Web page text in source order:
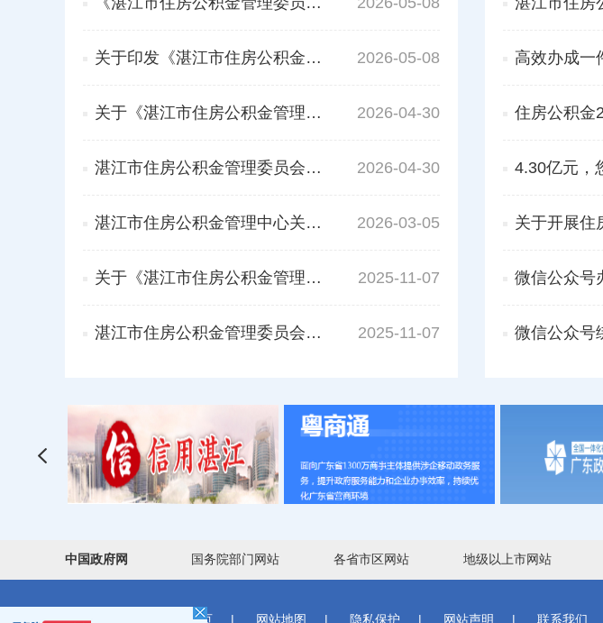
关于印发《湛江市住房公积金管理委员会关于湛江市住房公积金提取管理办法（修订）》的通知 2026-05-08
关于《湛江市住房公积金管理委员会关于提高住房公积金个人住房最高贷款额度的通知》的解读 2026-04-30
湛江市住房公积金管理委员会关于优化调整住房公积金个人住房贷款政策的通知 2026-04-30
湛江市住房公积金管理中心关于住房公积金异地购房和还贷提取业务的实施细则 2026-03-05
关于《湛江市住房公积金管理委员会 关于优化调整住房公积金异地购房和 还贷提取政策的通知》的解读 2025-11-07
湛江市住房公积金管理委员会关于延长〈湛江市住房公积金管理委员会关于湛江市住房公积金重大行政执法决定法制审核工作规定〉有效期的通知》的解读 2025-11-07
中国政府网 国务院部门网站 各省市区网站 地级以上市网站
首页 | 网站地图 | 隐私保护 | 网站声明 | 联系我们